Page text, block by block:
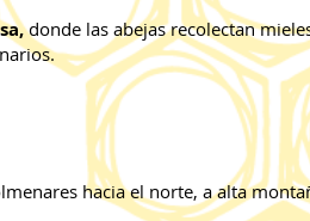
donde las abejas recolectan
hacia el norte, a alta